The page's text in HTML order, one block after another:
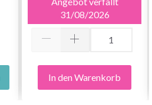
31/08/2026
In den Warenkorb